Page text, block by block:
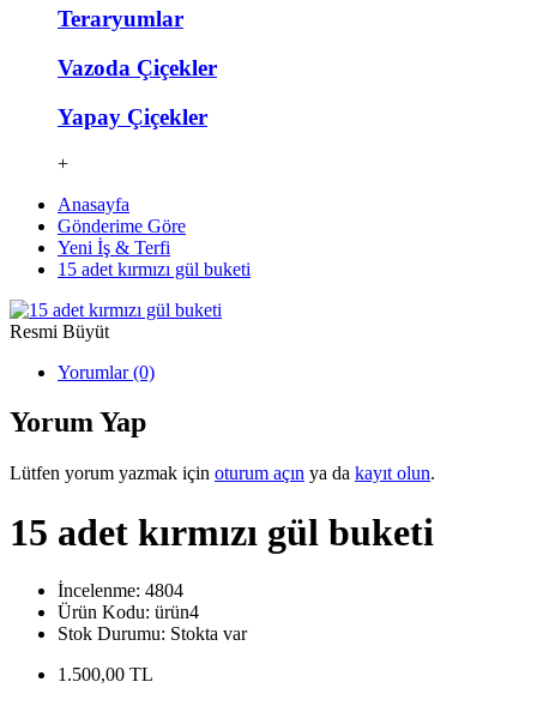
Teraryumlar
Vazoda Çiçekler
Yapay Çiçekler
+
Anasayfa
Gönderime Göre
Yeni İş & Terfi
15 adet kırmızı gül buketi
Resmi Büyüt
Yorumlar (0)
Yorum Yap
Lütfen yorum yazmak için oturum açın ya da kayıt olun.
15 adet kırmızı gül buketi
İncelenme: 4804
Ürün Kodu: ürün4
Stok Durumu: Stokta var
1.500,00 TL